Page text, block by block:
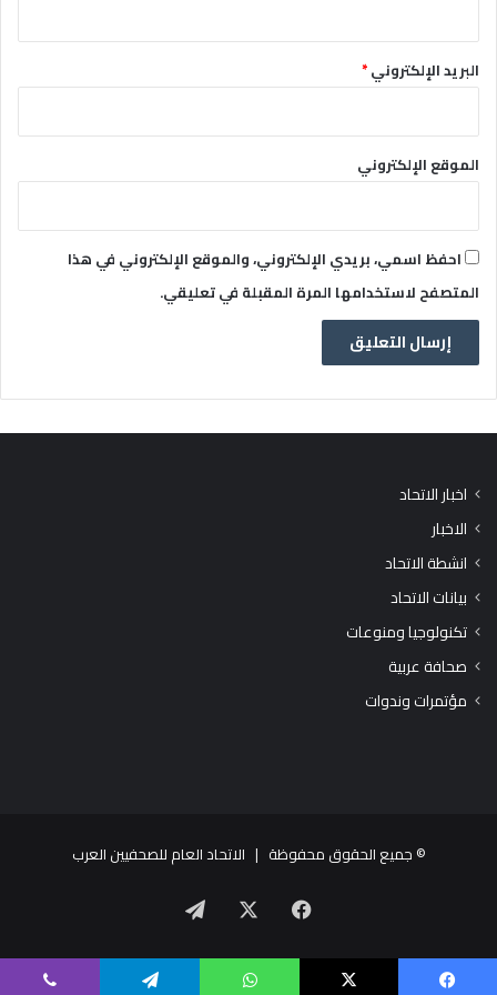
البريد الإلكتروني*
الموقع الإلكتروني
احفظ اسمي، بريدي الإلكتروني، والموقع الإلكتروني في هذا
المتصفح لاستخدامها المرة المقبلة في تعليقي.
اخبار الاتحاد
الاخبار
انشطة الاتحاد
بيانات الاتحاد
تكنولوجيا ومنوعات
صحافة عربية
مؤتمرات وندوات
© جميع الحقوق محفوظة | الاتحاد العام للصحفيين العرب
فيسبوك تيلقرام